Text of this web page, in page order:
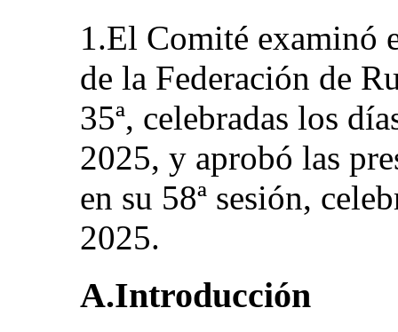
1.El Comité examinó
de la Federación de
35ª, celebradas los
2025, y aprobó las
en su 58ª sesión,
2025.
A.Introducción